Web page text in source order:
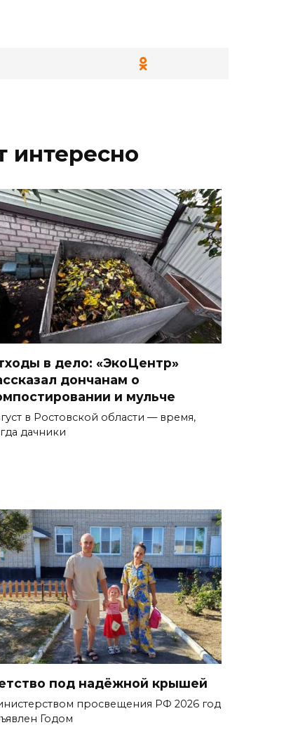
интересно
в дело: «ЭкоЦентр»
дончанам о
и мульче
в Ростовской области — время,
дачники
под надёжной крышей
просвещения РФ 2026 год
Годом